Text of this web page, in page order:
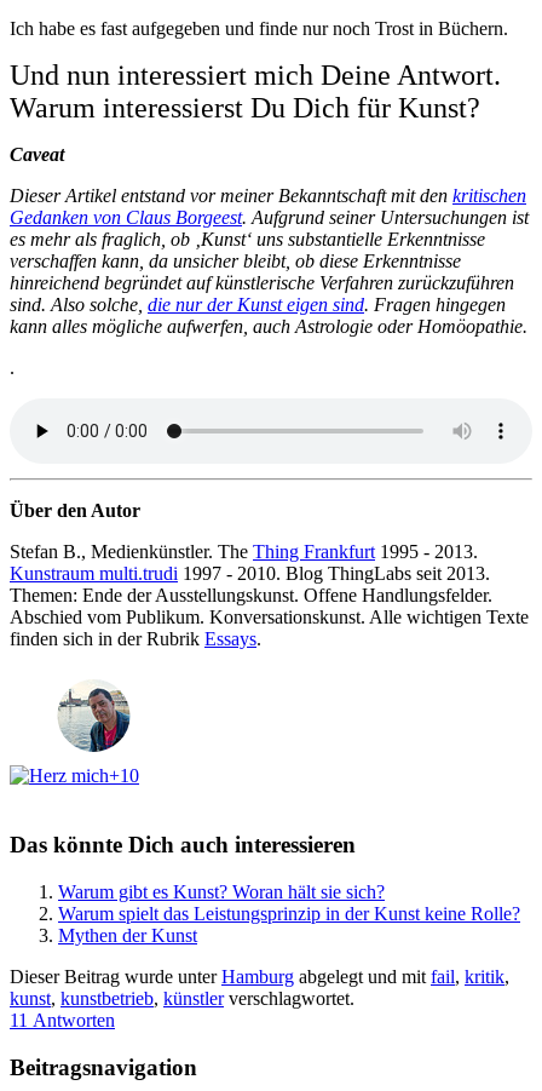
Ich habe es fast aufgegeben und finde nur noch Trost in Büchern.
Und nun interessiert mich Deine Antwort.
Warum interessierst Du Dich für Kunst?
Caveat
Dieser Artikel entstand vor meiner Bekanntschaft mit den kritischen
Gedanken von Claus Borgeest. Aufgrund seiner Untersuchungen ist
es mehr als fraglich, ob ‚Kunst‘ uns substantielle Erkenntnisse
verschaffen kann, da unsicher bleibt, ob diese Erkenntnisse
hinreichend begründet auf künstlerische Verfahren zurückzuführen
sind. Also solche, die nur der Kunst eigen sind. Fragen hingegen
kann alles mögliche aufwerfen, auch Astrologie oder Homöopathie.
.
Über den Autor
Stefan B., Medienkünstler. The Thing Frankfurt1995 - 2013.
Kunstraum multi.trudi 1997 - 2010. Blog ThingLabs seit 2013.
Themen: Ende der Ausstellungskunst. Offene Handlungsfelder.
Abschied vom Publikum. Konversationskunst. Alle wichtigen Texte
finden sich in der Rubrik Essays.
+10
Das könnte Dich auch interessieren
Warum gibt es Kunst? Woran hält sie sich?
Warum spielt das Leistungsprinzip in der Kunst keine Rolle?
Mythen der Kunst
Dieser Beitrag wurde unterHamburg abgelegt und mit fail, kritik,
kunst, kunstbetrieb, künstlerverschlagwortet.
11 Antworten
Beitragsnavigation